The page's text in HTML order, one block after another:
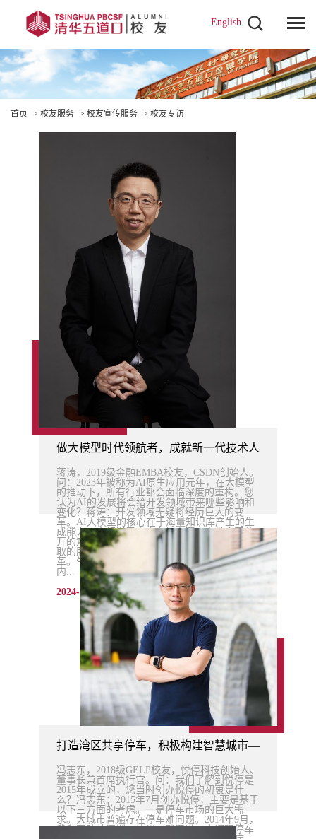
English
首页 > 校友服务 > 校友宣传服务 > 校友专访
做大模型时代领航者，成就新一代技术人——访
蒋涛，2019级金融EMBA校友，CSDN创始人。
问：2023年被称为AI原生应用元年，在大模型
的推动下，所有行业都会面临深度的重构。您
认为AI的发展将会给开发领域带来哪些影响和
变化？蒋涛：开发领域无疑将经历巨大的变
革。AI大模型的核心在于海量知识库产生的生
成能力，它相当于生产力的来源。人类全网公
开的知识库被压缩并形成了一个廉价且易于获
取的服务，这为数字生产力带来了革命性的变
革。生成式AI能够生成文字、图片，代码等
内...
2024-04-23
打造湾区共享停车，积极构建智慧城市——访2018
冯志东，2018级GELP校友，悦停科技创始人、
董事长兼首席执行官。问：我们了解到悦停是
2015年成立的，您当时创办悦停的初衷是什
么？冯志东：2015年7月创办悦停，主要是基于
以下三方面的考虑。一是停车市场的巨大需
求。大城市普遍存在停车难问题。2014年9月，
我和团队赴深圳、杭州、武汉进一步调研停车